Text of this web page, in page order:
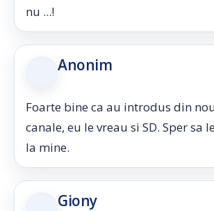
nu ...!
Anonim
Foarte bine ca au introdus din
canale, eu le vreau si SD. Sper sa
la mine.
Giony